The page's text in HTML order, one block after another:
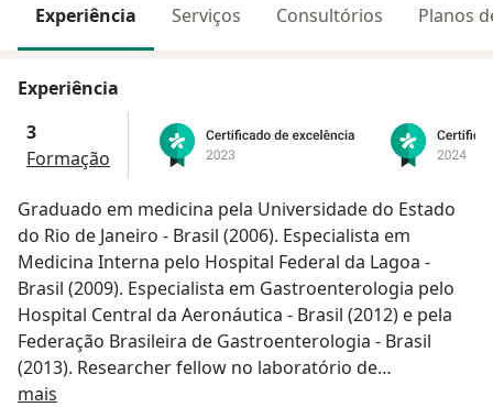
Experiência Serviços Consultórios Planos
Experiência
3
Formação
Graduado em medicina pela Universidade do Estado
do Rio de Janeiro - Brasil (2006). Especialista em
Medicina Interna pelo Hospital Federal da Lagoa -
Brasil (2009). Especialista em Gastroenterologia pelo
Hospital Central da Aeronáutica - Brasil (2012) e pela
Federação Brasileira de Gastroenterologia - Brasil
(2013). Researcher fellow no laboratório de
hemodinâmica hepática do Hospital de Clínic de
mais